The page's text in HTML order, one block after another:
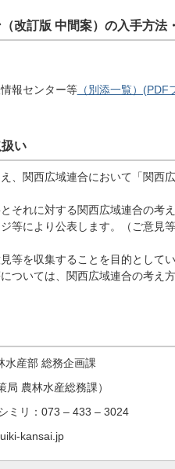
改訂版 中間案）の入手方法
報センター等（別添一覧）(PDF
い
、関西広域連合において「関西
それに対する関西広域連合の考
等により公表します。（ご意見
等を収集することを目的として
ついては、関西広域連合の考え
産部 総務企画課
農林水産総務課）
リ：073 – 433 – 3024
kansai.jp